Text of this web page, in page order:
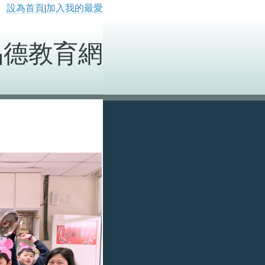
設為首頁|加入我的最愛
教育網